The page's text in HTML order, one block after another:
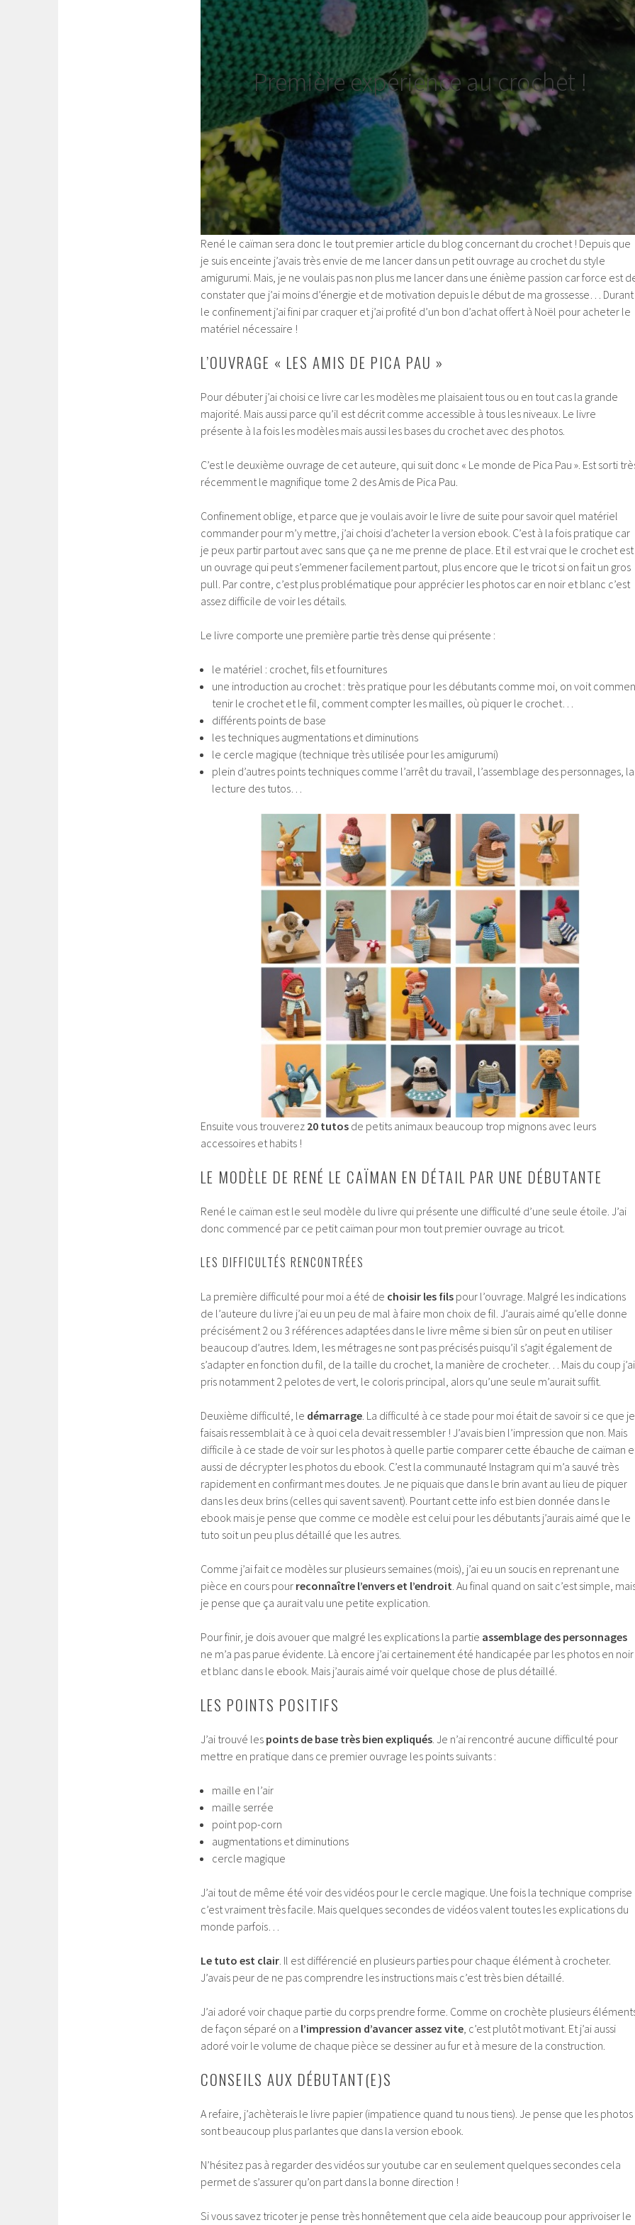
Première expérience au crochet !
René le caïman sera donc le tout premier article du blog concernant du crochet ! Depuis que
je suis enceinte j’avais très envie de me lancer dans un petit ouvrage au crochet du style
amigurumi. Mais, je ne voulais pas non plus me lancer dans une énième passion car force est
constater que j’ai moins d’énergie et de motivation depuis le début de ma grossesse… Durant
le confinement j’ai fini par craquer et j’ai profité d’un bon d’achat offert à Noël pour acheter le
matériel nécessaire !
L’OUVRAGE « LES AMIS DE PICA PAU »
Pour débuter j’ai choisi ce livre car les modèles me plaisaient tous ou en tout cas la grande
majorité. Mais aussi parce qu’il est décrit comme accessible à tous les niveaux. Le livre
présente à la fois les modèles mais aussi les bases du crochet avec des photos.
C’est le deuxième ouvrage de cet auteure, qui suit donc « Le monde de Pica Pau ». Est sorti
récemment le magnifique tome 2 des Amis de Pica Pau.
Confinement oblige, et parce que je voulais avoir le livre de suite pour savoir quel matériel
commander pour m’y mettre, j’ai choisi d’acheter la version ebook. C’est à la fois pratique car
je peux partir partout avec sans que ça ne me prenne de place. Et il est vrai que le crochet est
un ouvrage qui peut s’emmener facilement partout, plus encore que le tricot si on fait un gros
pull. Par contre, c’est plus problématique pour apprécier les photos car en noir et blanc c’est
assez difficile de voir les détails.
Le livre comporte une première partie très dense qui présente :
le matériel : crochet, fils et fournitures
une introduction au crochet : très pratique pour les débutants comme moi, on voit
tenir le crochet et le fil, comment compter les mailles, où piquer le crochet…
différents points de base
les techniques augmentations et diminutions
le cercle magique (technique très utilisée pour les amigurumi)
plein d’autres points techniques comme l’arrêt du travail, l’assemblage des personnages, la
lecture des tutos…
Ensuite vous trouverez 20 tutos de petits animaux beaucoup trop mignons avec leurs
accessoires et habits !
LE MODÈLE DE RENÉ LE CAÏMAN EN DÉTAIL PAR UNE DÉBUTANTE
René le caïman est le seul modèle du livre qui présente une difficulté d’une seule étoile. J’ai
donc commencé par ce petit caïman pour mon tout premier ouvrage au tricot.
LES DIFFICULTÉS RENCONTRÉES
La première difficulté pour moi a été de choisir les fils pour l’ouvrage. Malgré les indications
de l’auteure du livre j’ai eu un peu de mal à faire mon choix de fil. J’aurais aimé qu’elle donne
précisément 2 ou 3 références adaptées dans le livre même si bien sûr on peut en utiliser
beaucoup d’autres. Idem, les métrages ne sont pas précisés puisqu’il s’agit également de
s’adapter en fonction du fil, de la taille du crochet, la manière de crocheter… Mais du coup j’ai
pris notamment 2 pelotes de vert, le coloris principal, alors qu’une seule m’aurait suffit.
Deuxième difficulté, le démarrage. La difficulté à ce stade pour moi était de savoir si ce que je
faisais ressemblait à ce à quoi cela devait ressembler ! J’avais bien l’impression que non. Mais
difficile à ce stade de voir sur les photos à quelle partie comparer cette ébauche de caïman
aussi de décrypter les photos du ebook. C’est la communauté Instagram qui m’a sauvé très
rapidement en confirmant mes doutes. Je ne piquais que dans le brin avant au lieu de piquer
dans les deux brins (celles qui savent savent). Pourtant cette info est bien donnée dans le
ebook mais je pense que comme ce modèle est celui pour les débutants j’aurais aimé que le
tuto soit un peu plus détaillé que les autres.
Comme j’ai fait ce modèles sur plusieurs semaines (mois), j’ai eu un soucis en reprenant une
pièce en cours pour reconnaître l’envers et l’endroit. Au final quand on sait c’est simple,
je pense que ça aurait valu une petite explication.
Pour finir, je dois avouer que malgré les explications la partie assemblage des personnages
ne m’a pas parue évidente. Là encore j’ai certainement été handicapée par les photos en noir
et blanc dans le ebook. Mais j’aurais aimé voir quelque chose de plus détaillé.
LES POINTS POSITIFS
J’ai trouvé les points de base très bien expliqués. Je n’ai rencontré aucune difficulté pour
mettre en pratique dans ce premier ouvrage les points suivants :
maille en l’air
maille serrée
point pop-corn
augmentations et diminutions
cercle magique
J’ai tout de même été voir des vidéos pour le cercle magique. Une fois la technique comprise
c’est vraiment très facile. Mais quelques secondes de vidéos valent toutes les explications du
monde parfois…
Le tuto est clair. Il est différencié en plusieurs parties pour chaque élément à crocheter.
J’avais peur de ne pas comprendre les instructions mais c’est très bien détaillé.
J’ai adoré voir chaque partie du corps prendre forme. Comme on crochète plusieurs
de façon séparé on a l’impression d’avancer assez vite, c’est plutôt motivant. Et j’ai aussi
adoré voir le volume de chaque pièce se dessiner au fur et à mesure de la construction.
CONSEILS AUX DÉBUTANT(E)S
A refaire, j’achèterais le livre papier (impatience quand tu nous tiens). Je pense que les photos
sont beaucoup plus parlantes que dans la version ebook.
N’hésitez pas à regarder des vidéos sur youtube car en seulement quelques secondes cela
permet de s’assurer qu’on part dans la bonne direction !
Si vous savez tricoter je pense très honnêtement que cela aide beaucoup pour apprivoiser le